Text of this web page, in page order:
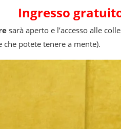
Ingresso
sarà aperto e l’accesso alle
potete tenere a mente).